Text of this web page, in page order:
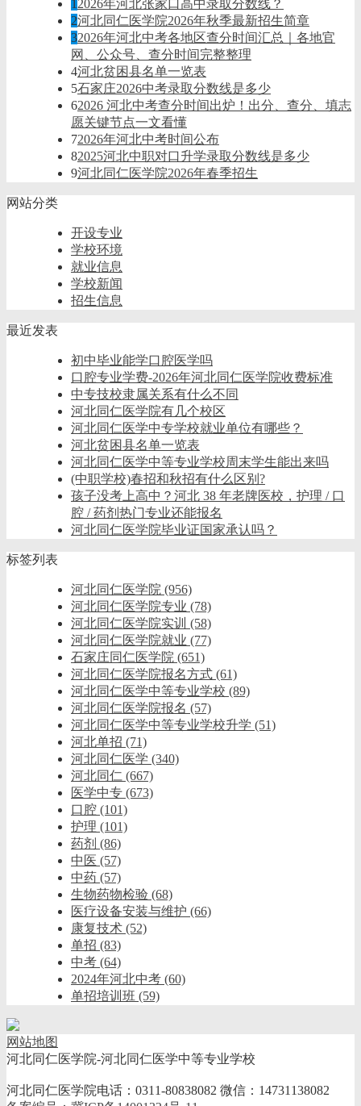
1 2026年河北张家口高中录取分数线？
2河北同仁医学院2026年秋季最新招生简章
32026年河北中考各地区查分时间汇总｜各地官
网、公众号、查分时间完整整理
4河北贫困县名单一览表
5石家庄2026中考录取分数线是多少
62026 河北中考查分时间出炉！出分、查分、填志
愿关键节点一文看懂
72026年河北中考时间公布
82025河北中职对口升学录取分数线是多少
9河北同仁医学院2026年春季招生
网站分类
开设专业
学校环境
就业信息
学校新闻
招生信息
最近发表
初中毕业能学口腔医学吗
口腔专业学费-2026年河北同仁医学院收费标准
中专技校隶属关系有什么不同
河北同仁医学院有几个校区
河北同仁医学中专学校就业单位有哪些？
河北贫困县名单一览表
河北同仁医学中等专业学校周末学生能出来吗
(中职学校)春招和秋招有什么区别?
孩子没考上高中？河北 38 年老牌医校，护理 / 口
腔 / 药剂热门专业还能报名
河北同仁医学院毕业证国家承认吗？
标签列表
河北同仁医学院 (956)
河北同仁医学院专业 (78)
河北同仁医学院实训 (58)
河北同仁医学院就业 (77)
石家庄同仁医学院 (651)
河北同仁医学院报名方式 (61)
河北同仁医学中等专业学校 (89)
河北同仁医学院报名 (57)
河北同仁医学中等专业学校升学 (51)
河北单招 (71)
河北同仁医学 (340)
河北同仁 (667)
医学中专 (673)
口腔 (101)
护理 (101)
药剂 (86)
中医 (57)
中药 (57)
生物药物检验 (68)
医疗设备安装与维护 (66)
康复技术 (52)
单招 (83)
中考 (64)
2024年河北中考 (60)
单招培训班 (59)
网站地图
河北同仁医学院-河北同仁医学中等专业学校
河北同仁医学院电话：0311-80838082 微信：14731138082